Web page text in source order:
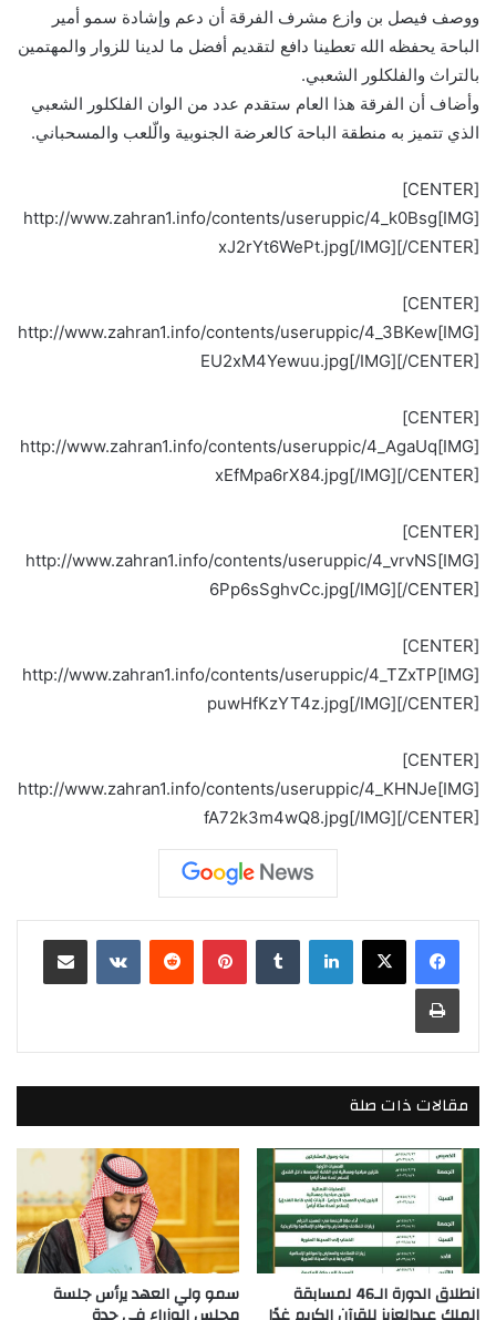
ووصف فيصل بن وازع مشرف الفرقة أن دعم وإشادة سمو أمير
الباحة يحفظه الله تعطينا دافع لتقديم أفضل ما لدينا للزوار والمهتمين
بالتراث والفلكلور الشعبي.
وأضاف أن الفرقة هذا العام ستقدم عدد من الوان الفلكلور الشعبي
الذي تتميز به منطقة الباحة كالعرضة الجنوبية والّلعب والمسحباني.
[CENTER]
[IMG]http://www.zahran1.info/contents/useruppic/4_k0Bsg
xJ2rYt6WePt.jpg[/IMG][/CENTER]
[CENTER]
[IMG]http://www.zahran1.info/contents/useruppic/4_3BKew
EU2xM4Yewuu.jpg[/IMG][/CENTER]
[CENTER]
[IMG]http://www.zahran1.info/contents/useruppic/4_AgaUq
xEfMpa6rX84.jpg[/IMG][/CENTER]
[CENTER]
[IMG]http://www.zahran1.info/contents/useruppic/4_vrvNS
6Pp6sSghvCc.jpg[/IMG][/CENTER]
[CENTER]
[IMG]http://www.zahran1.info/contents/useruppic/4_TZxTP
puwHfKzYT4z.jpg[/IMG][/CENTER]
[CENTER]
[IMG]http://www.zahran1.info/contents/useruppic/4_KHNJe
fA72k3m4wQ8.jpg[/IMG][/CENTER]
لينكدإن بينتيريست مشاركة عبر البريد
طباعة
مقالات ذات صلة
انطلاق الدورة الـ46 لمسابقة سمو ولي العهد يرأس جلسة